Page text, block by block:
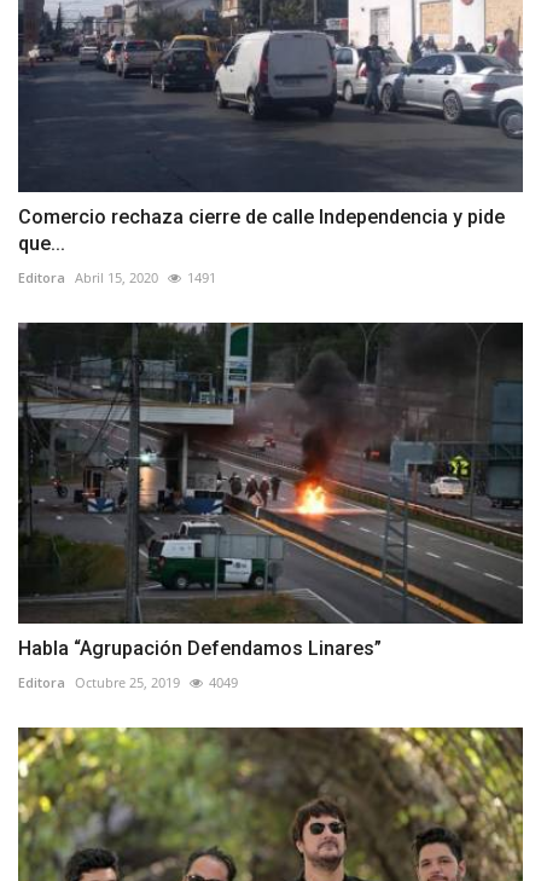
Comercio rechaza cierre de calle Independencia y pide
que...
Editora Abril 15, 2020 1491
Habla “Agrupación Defendamos Linares”
Editora Octubre 25, 2019 4049